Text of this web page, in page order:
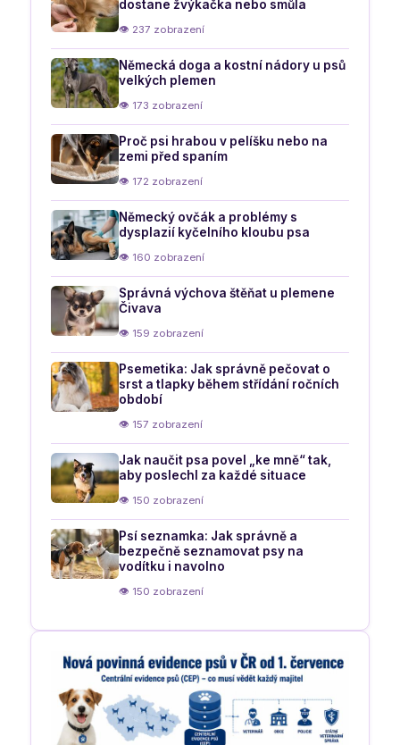
dostane žvýkačka nebo smůla
👁 237 zobrazení
Německá doga a kostní nádory u psů
velkých plemen
👁 173 zobrazení
Proč psi hrabou v pelíšku nebo na
zemi před spaním
👁 172 zobrazení
Německý ovčák a problémy s
dysplazií kyčelního kloubu psa
👁 160 zobrazení
Správná výchova štěňat u plemene
Čivava
👁 159 zobrazení
Psemetika: Jak správně pečovat o
srst a tlapky během střídání ročních
období
👁 157 zobrazení
Jak naučit psa povel „ke mně“ tak,
aby poslechl za každé situace
👁 150 zobrazení
Psí seznamka: Jak správně a
bezpečně seznamovat psy na
vodítku i navolno
👁 150 zobrazení